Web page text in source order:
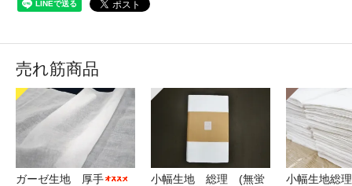
売れ筋商品
ガーゼ生地 厚手
小幅生地 総理 (無蛍
小幅生地総